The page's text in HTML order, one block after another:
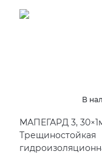
В
МАПЕГАРД 3,
Трещиностойкая